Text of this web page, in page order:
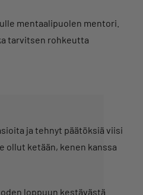
mentaalipuolen mentori.
tarvitsen rohkeutta
ja tehnyt päätöksiä viisi
ollut ketään, kenen kanssa
loppuun kestävästä